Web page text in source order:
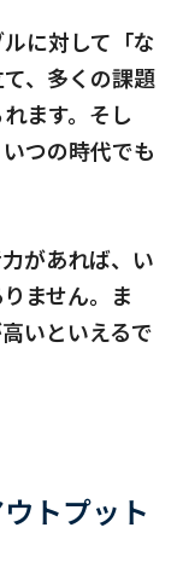
に対して「な
、多くの課題
ます。そし
つの時代でも
があれば、い
ません。ま
いといえるで
トプット